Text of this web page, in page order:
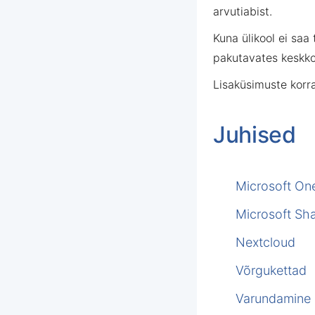
arvutiabist.
Kuna ülikool ei
pakutavates
Lisaküsimuste
Juhised
Microsoft
Microsoft
Nextcloud
Võrgukettad
Varundamine